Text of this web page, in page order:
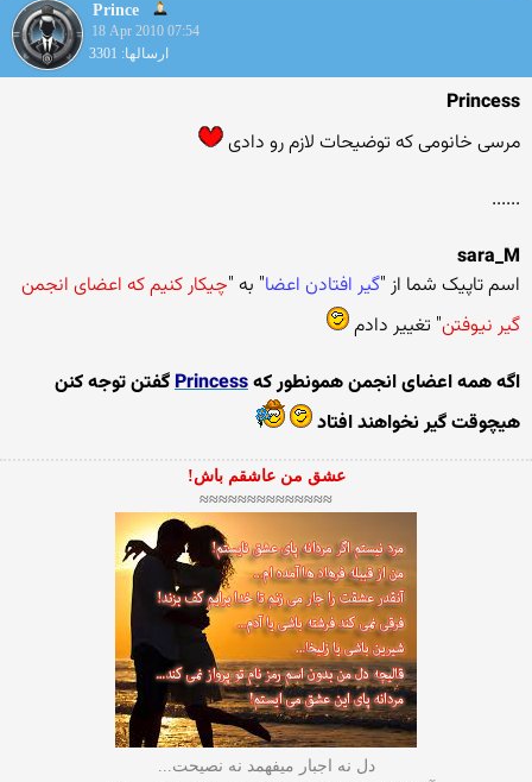
Prince
18 Apr 2010 07:54
ارسالها: 3301
Princess
مرسی خانومی که توضیحات لازم رو دادی
......
sara_M
اسم تاپیک شما از "گیر افتادن اعضا" به "چیکار کنیم که اعضای انجمن
گیر نیوفتن" تغییر دادم
اگه همه اعضای انجمن همونطور کهPrincessگفتن توجه کنن
هیچوقت گیر نخواهند افتاد
عشق من عاشقم باش!
≈≈≈≈≈≈≈≈≈≈≈≈≈≈
دل نه اجبار میفهمد نه نصیحت...